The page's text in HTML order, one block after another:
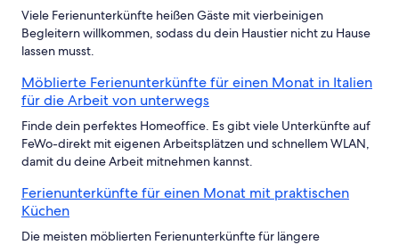
Viele Ferienunterkünfte heißen Gäste mit vierbeinigen
Begleitern willkommen, sodass du dein Haustier nicht zu Hause
lassen musst.
Möblierte Ferienunterkünfte für einen Monat in Italien
für die Arbeit von unterwegs
Finde dein perfektes Homeoffice. Es gibt viele Unterkünfte auf
FeWo-direkt mit eigenen Arbeitsplätzen und schnellem WLAN,
damit du deine Arbeit mitnehmen kannst.
Ferienunterkünfte für einen Monat mit praktischen
Küchen
Die meisten möblierten Ferienunterkünfte für längere